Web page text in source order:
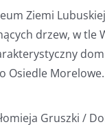
Ziemi
drzew, w tle
Osiedle Morelowe.
Gruszki /